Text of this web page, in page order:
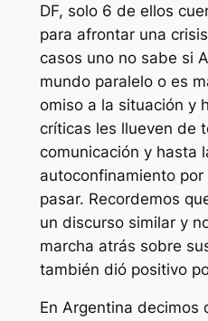
DF, solo 6 de ellos
para afrontar una
casos uno no sabe si
mundo paralelo o es
omiso a la situación y
críticas les llueven de
comunicación y hasta
autoconfinamiento
pasar. Recordemos
un discurso similar y
marcha atrás sobre
también dió positivo
En Argentina decimos